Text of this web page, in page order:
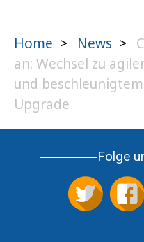
Home > News >
an: Wechsel zu
und
Upgrade
Folge